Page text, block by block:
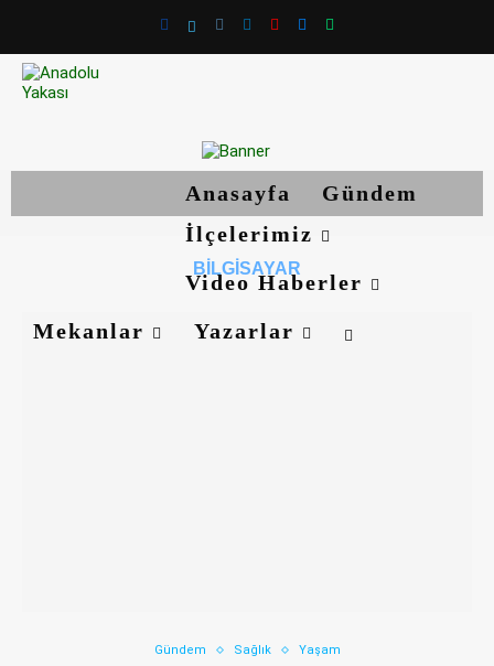
Anasayfa
Gündem
İlçelerimiz
Video Haberler
Mekanlar
Yazarlar
BILGISAYAR
Gündem Sağlık Yaşam